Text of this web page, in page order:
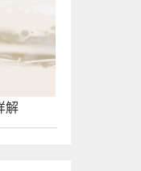
解